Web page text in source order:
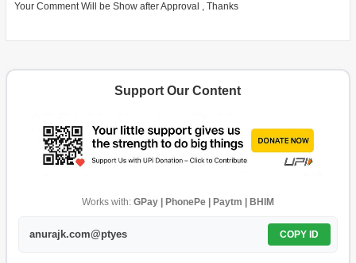
Your Comment Will be Show after Approval , Thanks
Support Our Content
Works with: GPay | PhonePe | Paytm | BHIM
anurajk.com@ptyes COPY ID